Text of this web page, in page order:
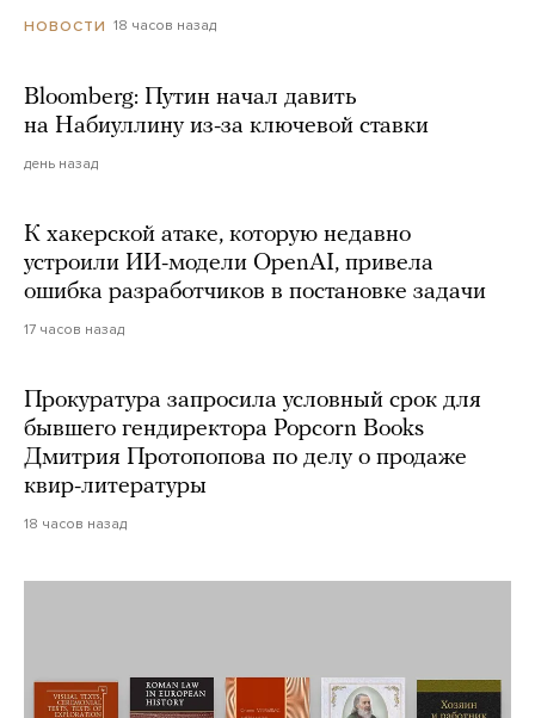
НОВОСТИ 18 часов назад
Bloomberg: Путин начал давить
на Набиуллину из-за ключевой ставки
день назад
К хакерской атаке, которую недавно
устроили ИИ-модели OpenAI, привела
ошибка разработчиков в постановке задачи
17 часов назад
Прокуратура запросила условный срок для
бывшего гендиректора Popcorn Books
Дмитрия Протопопова по делу о продаже
квир-литературы
18 часов назад